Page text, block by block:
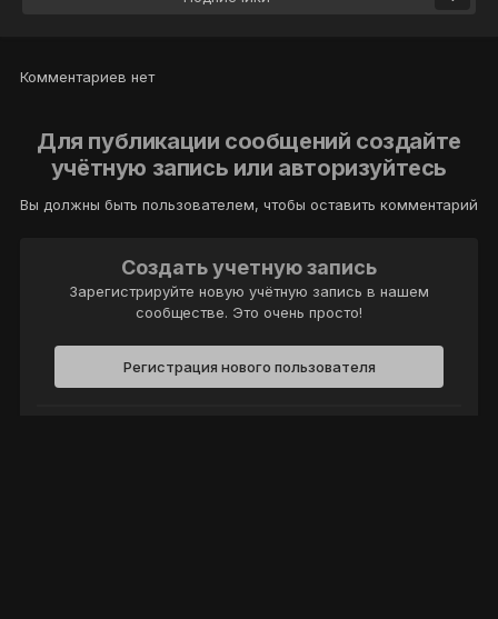
Комментариев нет
Для публикации сообщений создайте
учётную запись или авторизуйтесь
Вы должны быть пользователем, чтобы оставить комментарий
Создать учетную запись
Зарегистрируйте новую учётную запись в нашем
сообществе. Это очень просто!
Регистрация нового пользователя